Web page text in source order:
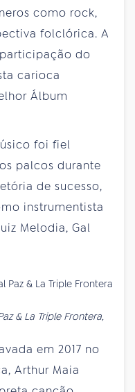
como rock,
folclórica. A
do
carioca
Álbum
foi fiel
palcos durante
de sucesso,
instrumentista
Melodia, Gal
& La Triple Frontera,
em 2017 no
Arthur Maia